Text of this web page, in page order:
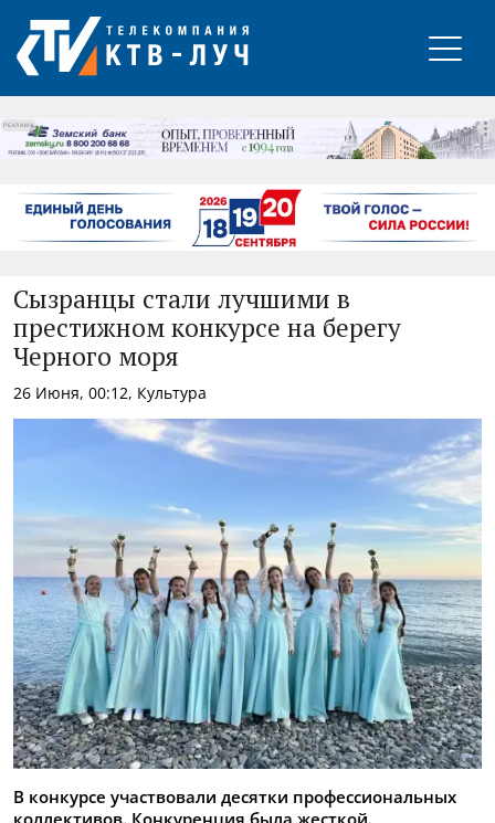
РЕКЛАМА
Сызранцы стали лучшими в
престижном конкурсе на берегу
Черного моря
26 Июня, 00:12, Культура
В конкурсе участвовали десятки профессиональных